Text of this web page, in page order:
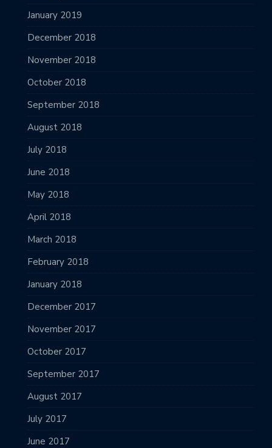
January 2019
December 2018
November 2018
October 2018
September 2018
August 2018
July 2018
June 2018
May 2018
April 2018
March 2018
February 2018
January 2018
December 2017
November 2017
October 2017
September 2017
August 2017
July 2017
June 2017